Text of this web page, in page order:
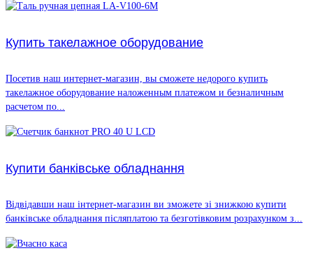
Купить такелажное оборудование
Посетив наш интернет-магазин, вы сможете недорого купить
такелажное оборудование наложенным платежом и безналичным
расчетом по...
Купити банківське обладнання
Відвідавши наш інтернет-магазин ви зможете зі знижкою купити
банківське обладнання післяплатою та безготівковим розрахунком з...